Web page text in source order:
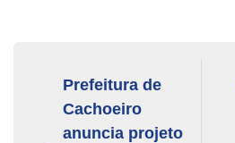
Prefeitura de
Cachoeiro
anuncia projeto